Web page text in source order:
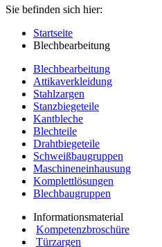
Sie befinden sich hier:
Startseite
Blechbearbeitung
Blechbearbeitung
Attikaverkleidung
Stahlzargen
Stanzbiegeteile
Kantbleche
Blechteile
Drahtbiegeteile
Schweißbaugruppen
Maschineneinhausung
Komplettlösungen
Blechbaugruppen
Informationsmaterial
Kompetenzbroschüre
Türzargen